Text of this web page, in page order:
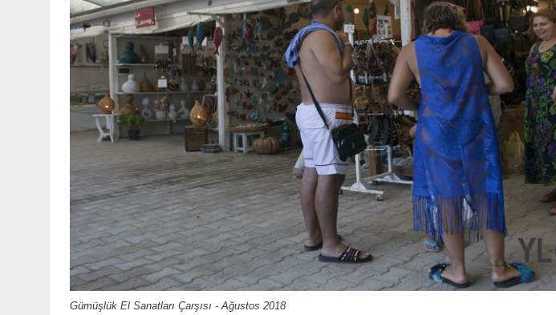
Gümüşlük El Sanatları Çarşısı - Ağustos 2018